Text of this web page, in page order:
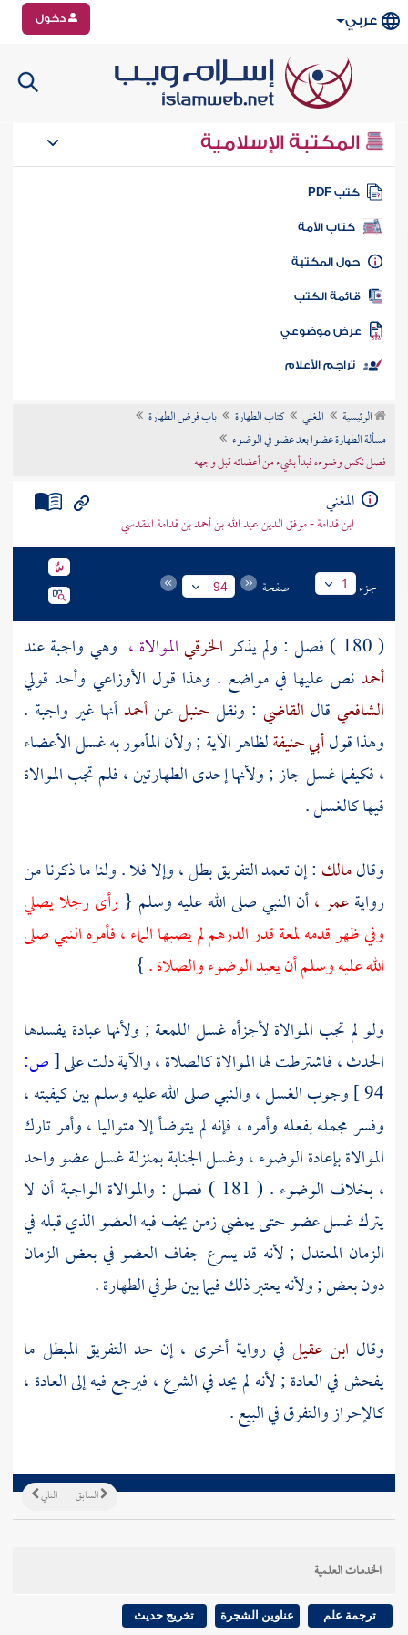
عربي دخول
المكتبة الإسلامية
كتب PDF
كتاب الأمة
المكتبة
الكتب
موضوعي
تراجم الأعلام
الرئيسية المغني كتاب الطهارة
باب فرض الطهارة
مسألة الطهارة عضوا بعد عضو في الوضوء
فصل نكس وضوءه فبدأ بشيء من أعضائه قبل وجهه
المغني
ابن قدامة - موفق الدين عبد الله بن أحمد بن قدامة المقدسي
جزء 1 صفحة 94
( 180 ) فصل : ولم يذكر الخرقيالموالاة ، وهي واجبة عند
أحمدنص عليها في مواضع . وهذا قول الأوزاعي وأحد قولي
الشافعي قال القاضي : ونقل حنبلعنأحمدأنها غير واجبة .
وهذا قولأبي حنيفةلظاهر الآية ; ولأن المأمور به غسل الأعضاء
، فكيفما غسل جاز ; ولأنها إحدى الطهارتين ، فلم تجب الموالاة
فيها كالغسل .
وقالمالك : إن تعمد التفريق بطل ، وإلا فلا . ولنا ما ذكرنا من
روايةعمر ،أن النبي صلى الله عليه وسلم { رأى رجلا يصلي
وفي ظهر قدمه لمعة قدر الدرهم لم يصبها الماء ، فأمره النبي صلى
الله عليه وسلم أن يعيد الوضوء والصلاة .}
ولو لم تجب الموالاة لأجزأه غسل اللمعة ; ولأنها عبادة يفسدها
الحدث ، فاشترطت لها الموالاة كالصلاة ، والآية دلت على[ص:
94 ] وجوب الغسل ، والنبي صلى الله عليه وسلم بين كيفيته ،
وفسر مجمله بفعله وأمره ، فإنه لم يتوضأ إلا متواليا ، وأمر تارك
الموالاة بإعادة الوضوء ، وغسل الجنابة بمنزلة غسل عضو واحد
، بخلاف الوضوء . ( 181 ) فصل : والموالاة الواجبة أن لا
يترك غسل عضو حتى يمضي زمن يجف فيه العضو الذي قبله في
الزمان المعتدل ; لأنه قد يسرع جفاف العضو في بعض الزمان
دون بعض ; ولأنه يعتبر ذلك فيما بين طرفي الطهارة .
وقال ابن عقيل في رواية أخرى ، إن حد التفريق المبطل ما
يفحش في العادة ; لأنه لم يحد في الشرع ، فيرجع فيه إلى العادة ،
كالإحراز والتفرق في البيع .
التالي السابق
الخدمات العلمية
ترجمة علم عناوين الشجرة تخريج حديث